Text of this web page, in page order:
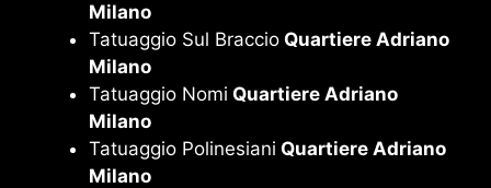
Milano
Tatuaggio Sul Braccio Quartiere Adriano
Milano
Tatuaggio Nomi Quartiere Adriano
Milano
Tatuaggio Polinesiani Quartiere Adriano
Milano